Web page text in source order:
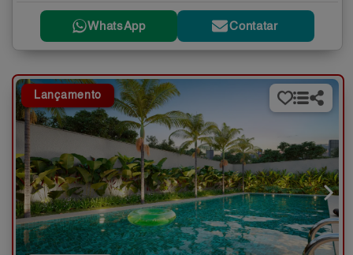
WhatsApp Contatar
Lançamento